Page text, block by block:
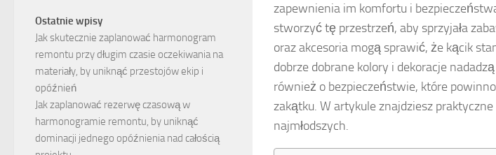
zapewnienia im komfortu i
stworzyć tę przestrzeń, aby sprzyjała
oraz akcesoria mogą sprawić, że kącik
dobrze dobrane kolory i dekoracje
również o bezpieczeństwie, które
zakątku. W artykule znajdziesz
najmłodszych.
Ostatnie wpisy
Jak skutecznie zaplanować harmonogram
remontu przy długim czasie oczekiwania na
materiały, by uniknąć przestojów ekip i
opóźnień
Jak zaplanować rezerwę czasową w
harmonogramie remontu, by uniknąć
dominacji jednego opóźnienia nad całością